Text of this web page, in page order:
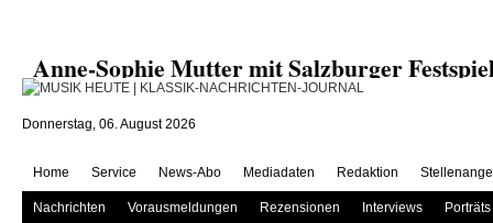
Anne-Sophie Mutter mit Salzburger
Donnerstag, 06. August 2026
Home Service News-Abo Mediadaten Redaktion
Nachrichten Vorausmeldungen Rezensionen Interviews
Porträts